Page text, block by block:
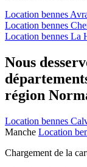
Location bennes
Location bennes
Location bennes La
Nous
région
Location bennes
Manche Location
Chargement de la